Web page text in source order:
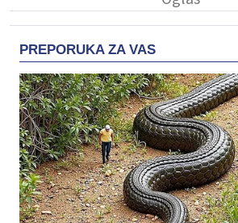
PREPORUKA ZA VAS